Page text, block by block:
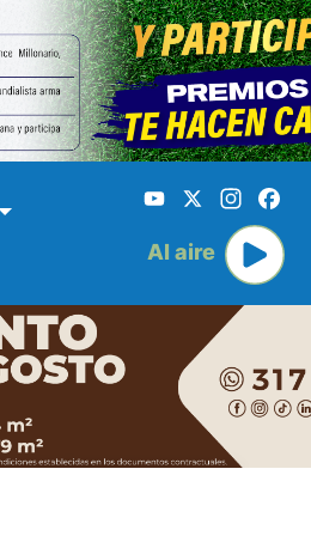
YouTube
X Instagram
Al aire